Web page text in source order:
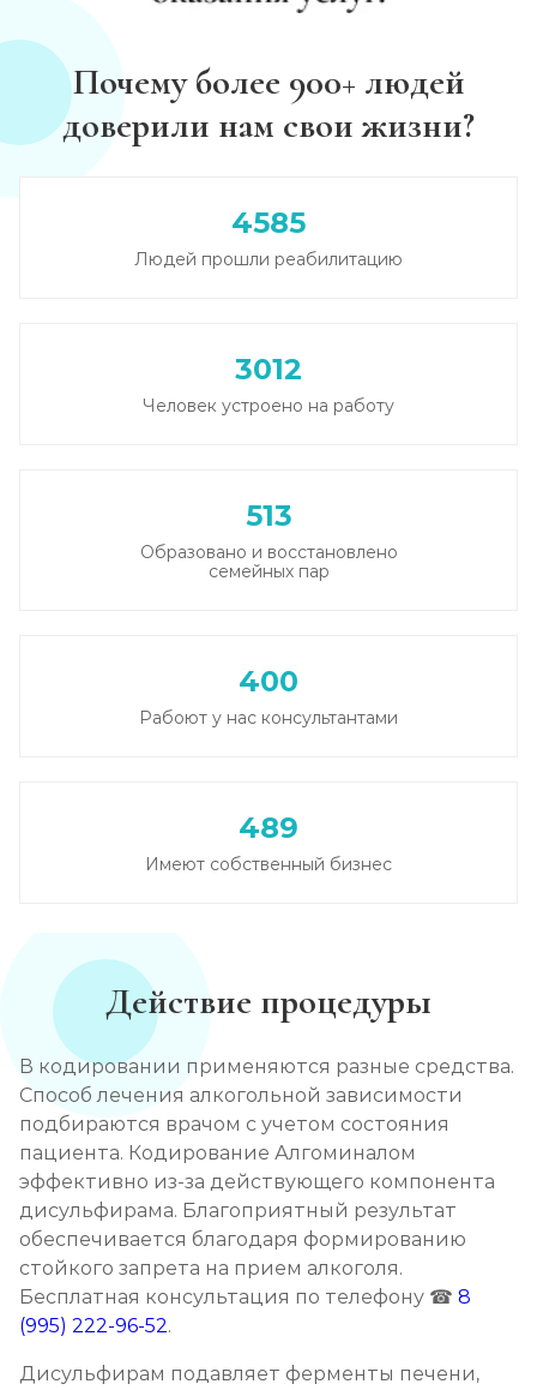
Диагностика алкоголизма
от 1 000 ₽ Записаться
Экстренное вытрезвление
Прокапаться от алкоголя
Записаться
Круглосуточный вывод из запоя
Вывод из запоя в стационаре (сутки)
Записаться
Лечение плазмаферезом
от 5 000 ₽
Кодирование от алкоголизма
от 3 500 ₽ Записаться
Кодирование на дому
от 4 000 ₽ Записаться
Кодирование дисульфирамом
от 3 500 ₽ Записаться
Почему более 900+ людей
доверили нам свои жизни?
4585
Людей прошли реабилитацию
3012
Человек устроено на работу
513
Образовано и восстановлено
семейных пар
400
Рабоют у нас консультантами
489
Имеют собственный бизнес
Действие процедуры
В кодировании применяются разные средства.
Способ лечения алкогольной зависимости
подбираются врачом с учетом состояния
пациента. Кодирование Алгоминалом
эффективно из-за действующего компонента
дисульфирама. Благоприятный результат
обеспечивается благодаря формированию
стойкого запрета на прием алкоголя.
Бесплатная консультация по телефону ☎ 8
(995) 222-96-52.
Дисульфирам подавляет ферменты печени,